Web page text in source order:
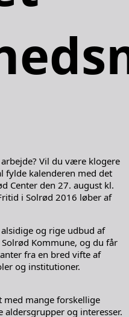
Vil du være klogere
fylde kalenderen med det
Center den 27. august kl.
i Solrød 2016 løber af
og rige udbud af
Kommune, og du får
fra en bred vifte af
og institutioner.
mange forskellige
aldersgrupper og interesser.